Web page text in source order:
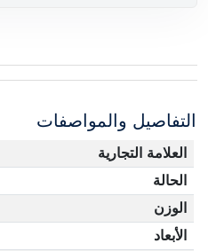
التفاصيل والمواصفات
العلامة التجارية
الحالة
الوزن
الأبعاد